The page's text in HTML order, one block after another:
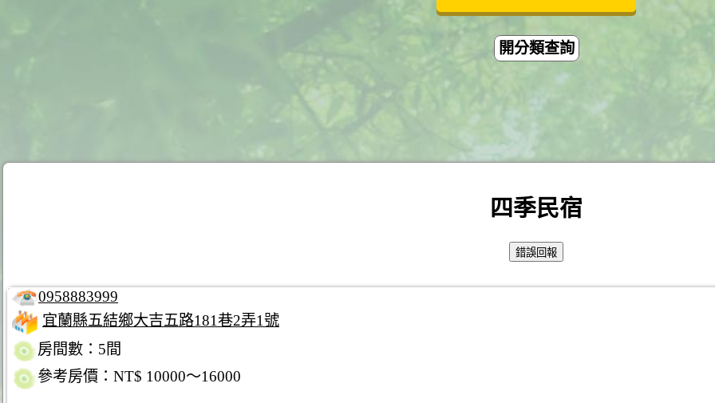
開分類查詢
四季民宿
0958883999
宜蘭縣五結鄉大吉五路181巷2弄1號
房間數：5間
參考房價：NT$ 10000～16000